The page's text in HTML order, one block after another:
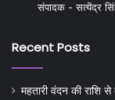
संपादक - सत्येंद्र
Recent Posts
महतारी वंदन की राशि